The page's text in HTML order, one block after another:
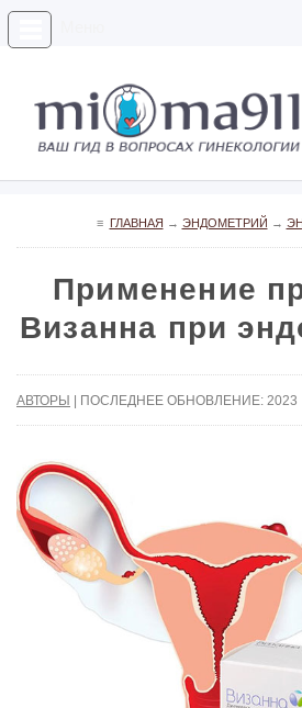
≡ ГЛАВНАЯ → ЭНДОМЕТРИЙ →
Применение
Визанна при
АВТОРЫ | ПОСЛЕДНЕЕ ОБНОВЛЕНИЕ: 2023